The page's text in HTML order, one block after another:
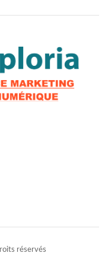
réservés